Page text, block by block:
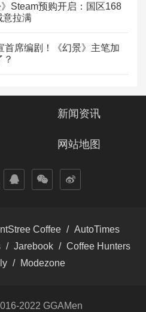
Steam预购开启：国区168
意拉满
首席编剧！《幻景》主笔加
新闻资讯
网站地图
Coffee
AutoTimes
Jarebook
Coffee Hunters
Modezone
2022 GGAMen